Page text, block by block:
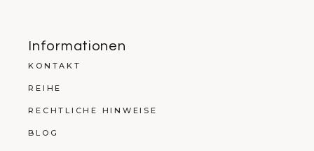
Informationen
KONTAKT
REIHE
RECHTLICHE HINWEISE
BLOG